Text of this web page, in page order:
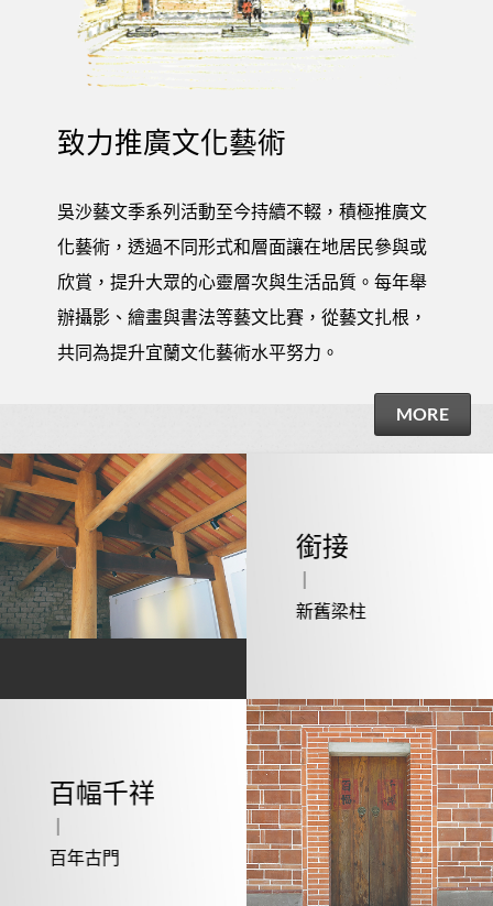
致力推廣文化藝術
吳沙藝文季系列活動至今持續不輟，積極推廣文
化藝術，透過不同形式和層面讓在地居民參與或
欣賞，提升大眾的心靈層次與生活品質。每年舉
辦攝影、繪畫與書法等藝文比賽，從藝文扎根，
共同為提升宜蘭文化藝術水平努力。
MORE
銜接
新舊梁柱
百幅千祥
百年古門